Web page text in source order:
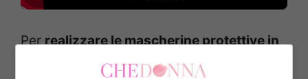
Perrealizzare le mascherine protettive in
stoffa senza macchina da cucire,